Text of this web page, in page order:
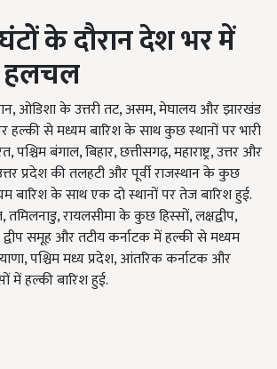
के दौरान देश भर में
हलचल
ओडिशा के उत्तरी तट, असम, मेघालय और झारखंड
हल्की से मध्यम बारिश के साथ कुछ स्थानों पर भारी
पश्चिम बंगाल, बिहार, छत्तीसगढ़, महाराष्ट्र, उत्तर और
उत्तर प्रदेश की तलहटी और पूर्वी राजस्थान के कुछ
बारिश के साथ एक दो स्थानों पर तेज बारिश हुई.
तमिलनाडु, रायलसीमा के कुछ हिस्सों, लक्षद्वीप,
समूह और तटीय कर्नाटक में हल्की से मध्यम
पश्चिम मध्य प्रदेश, आंतरिक कर्नाटक और
में हल्की बारिश हुई.